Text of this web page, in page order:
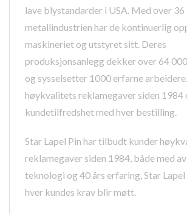
lave blystandarder i USA. Med over
metallindustrien har de kontinuerlig
maskineriet og utstyret sitt. Deres
produksjonsanlegg dekker over 64
og sysselsetter 1000 erfarne
høykvalitets reklamegaver siden 1984
kundetilfredshet med hver bestilling.
Star Lapel Pin har tilbudt kunder
reklamegaver siden 1984, både med
teknologi og 40 års erfaring, Star
hver kundes krav blir møtt.